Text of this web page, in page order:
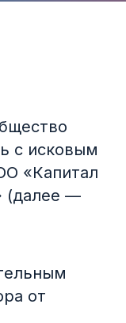
с исковым
«Капитал
(далее —
от